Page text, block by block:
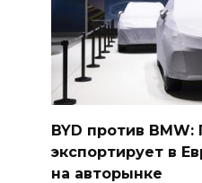
BYD против BMW:
экспортирует в
на авторынке